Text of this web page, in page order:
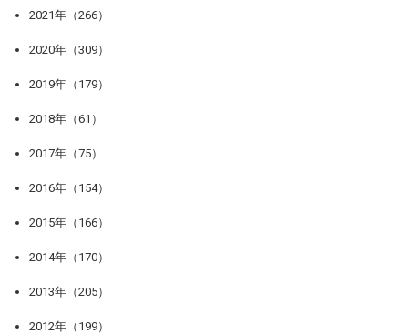
2021年（266）
2020年（309）
2019年（179）
2018年（61）
2017年（75）
2016年（154）
2015年（166）
2014年（170）
2013年（205）
2012年（199）